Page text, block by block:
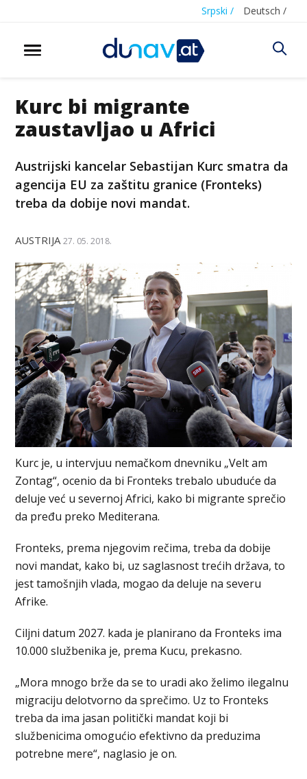
Srpski / Deutsch /
Kurc bi migrante
zaustavljao u Africi
Austrijski kancelar Sebastijan Kurc smatra da
agencija EU za zaštitu granice (Fronteks)
treba da dobije novi mandat.
AUSTRIJA 27. 05. 2018.
Kurc je, u intervjuu nemačkom dnevniku „Velt am
Zontag“, ocenio da bi Fronteks trebalo ubuduće da
deluje već u severnoj Africi, kako bi migrante sprečio
da pređu preko Mediterana.
Fronteks, prema njegovim rečima, treba da dobije
novi mandat, kako bi, uz saglasnost trećih država, to
jest tamošnjih vlada, mogao da deluje na severu
Afrike.
Ciljni datum 2027. kada je planirano da Fronteks ima
10.000 službenika je, prema Kucu, prekasno.
„Mora mnogo brže da se to uradi ako želimo ilegalnu
migraciju delotvorno da sprečimo. Uz to Fronteks
treba da ima jasan politički mandat koji bi
službenicima omogućio efektivno da preduzima
potrebne mere“, naglasio je on.